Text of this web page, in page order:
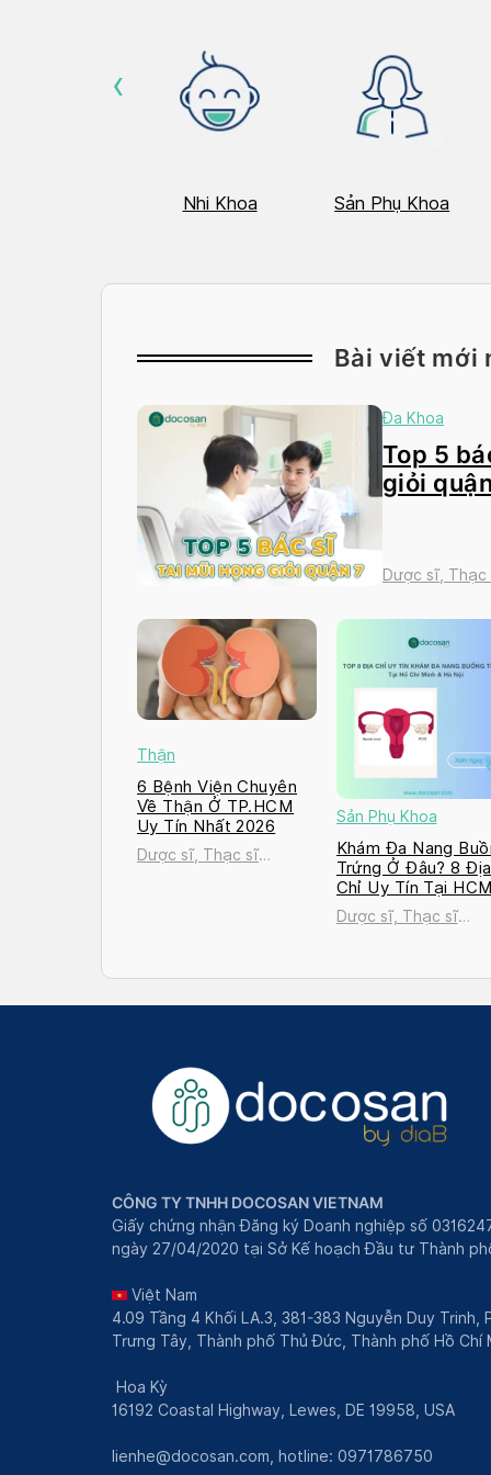
Nhi Khoa Sản Phụ Khoa
‹
Bài viết mới
Đa Khoa
Top 5
giỏi
Dược sĩ, Thạc
Thận
6 Bệnh Viện Chuyên
Về Thận Ở TP.HCM
Uy Tín Nhất 2026
Dược sĩ, Thạc sĩ
Sản Phụ Khoa
Khám Đa Nang
Trứng Ở Đâu? 8 Địa
Chỉ Uy Tín Tại HCM
và Hà Nội 2026
Dược sĩ, Thạc sĩ
CÔNG TY TNHH DOCOSAN VIETNAM
Giấy chứng nhận Đăng ký Doanh nghiệp số
ngày 27/04/2020 tại Sở Kế hoạch Đầu tư Thành
Việt Nam
4.09 Tầng 4 Khối LA.3, 381-383 Nguyễn Duy Trinh,
Trưng Tây, Thành phố Thủ Đức, Thành phố Hồ Chí
Hoa Kỳ
16192 Coastal Highway, Lewes, DE 19958, USA
lienhe@docosan.com, hotline: 0971786750